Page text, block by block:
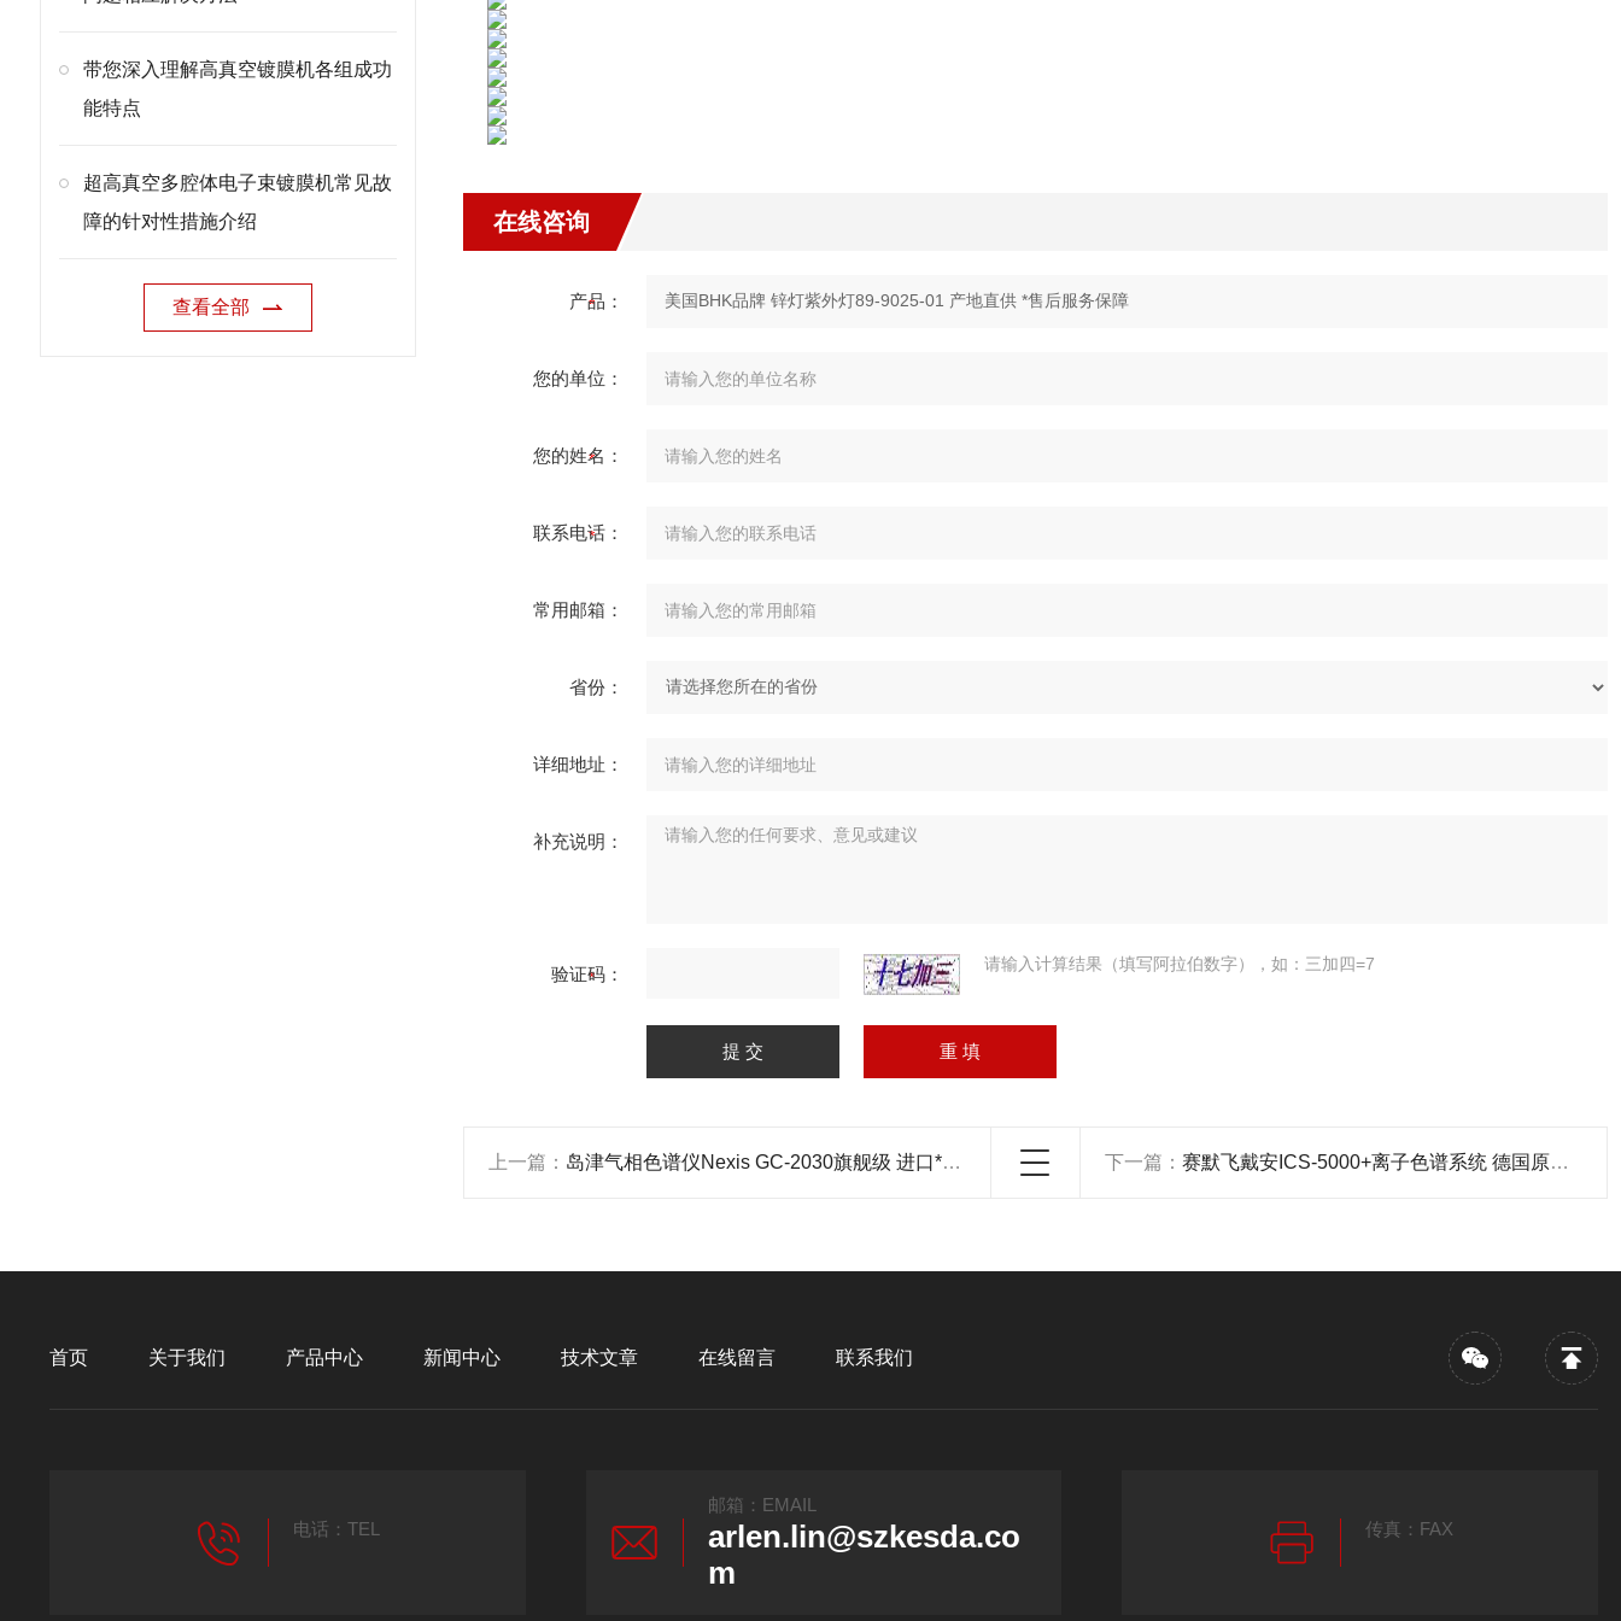
带您深入理解高真空镀膜机各组成功
能特点
超高真空多腔体电子束镀膜机常见故
障的针对性措施介绍
查看全部
在线咨询
产品：
您的单位：
您的姓名：
联系电话：
常用邮箱：
省份：
详细地址：
补充说明：
验证码： 请输入计算结果（填写阿拉伯数字），如：三加四=7
上一篇： 岛津气相色谱仪Nexis GC-2030旗舰级 进口*服务 下一篇：赛默飞戴安ICS-5000+离子色谱系统 德国原产*服务
首页 关于我们 产品中心 新闻中心 技术文章 在线留言 联系我们
电话：TEL
邮箱：EMAIL
arlen.lin@szkesda.co
m
传真：FAX